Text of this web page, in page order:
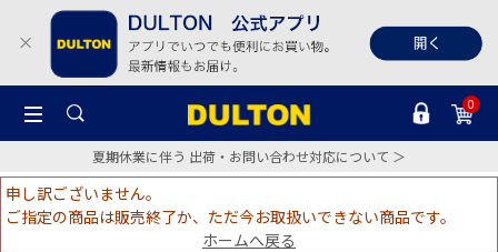
0
夏期休業に伴う 出荷・お問い合わせ対応について ＞
申し訳ございません。
ご指定の商品は販売終了か、ただ今お取扱いできない商品です。
ホームへ戻る